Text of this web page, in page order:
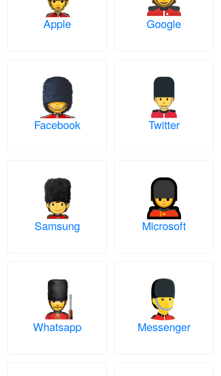
Apple Google
Facebook Twitter
Samsung Microsoft
Whatsapp Messenger